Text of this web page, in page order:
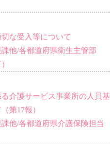
な受入等について
他/各都道府県衛生主管部
介護サービス事業所の人員基
第17報）
他/各都道府県介護保険担当